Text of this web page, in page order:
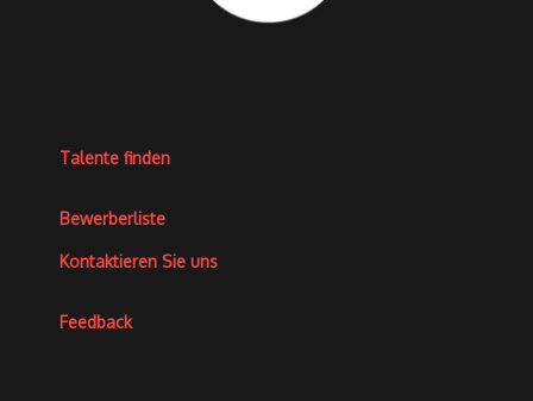
Talente finden
Bewerberliste
Kontaktieren Sie uns
Feedback